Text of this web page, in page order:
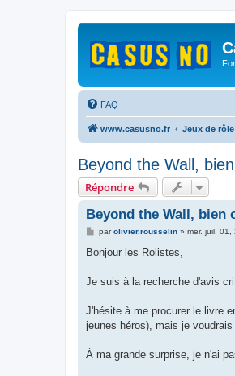
FAQ
www.casusno.fr Jeux de rôle
Beyond the Wall,
Répondre
Beyond the Wall, bien
M
s
g
parolivier.rousselin» mer. juil.
Bonjour les Rolistes,
Je suis à la recherche d'avis
J'hésite à me procurer le livre
jeunes héros), mais je
À ma grande surprise, je n'ai